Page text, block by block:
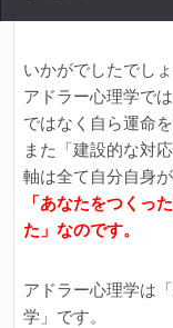
いかがでしたでしょ
アドラー心理学で
ではなく自ら運命
また「建設的な対
軸は全て自分自身
「あなたをつくっ
た」なのです。
アドラー心理学は
学」です。